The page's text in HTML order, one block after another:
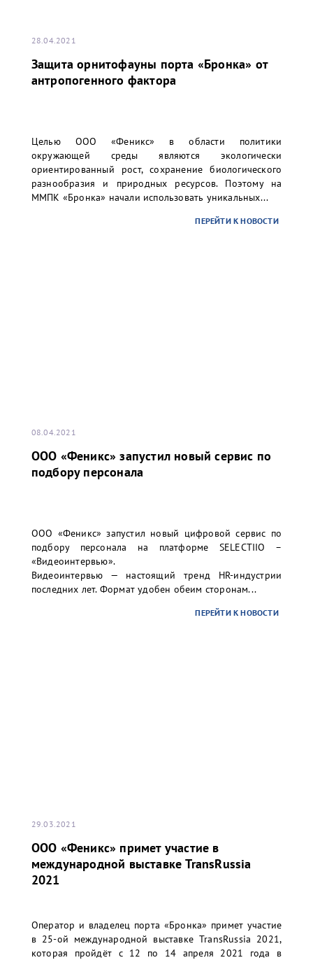
28.04.2021
Защита орнитофауны порта «Бронка» от
антропогенного фактора
Целью ООО «Феникс» в области политики
окружающей среды являются экологически
ориентированный рост, сохранение биологического
разнообразия и природных ресурсов. Поэтому на
ММПК «Бронка» начали использовать уникальных...
ПЕРЕЙТИ К НОВОСТИ
08.04.2021
ООО «Феникс» запустил новый сервис по
подбору персонала
ООО «Феникс» запустил новый цифровой сервис по
подбору персонала на платформе SELECTIIO –
«Видеоинтервью».
Видеоинтервью — настоящий тренд HR-индустрии
последних лет. Формат удобен обеим сторонам...
ПЕРЕЙТИ К НОВОСТИ
29.03.2021
ООО «Феникс» примет участие в
международной выставке TransRussia
2021
Оператор и владелец порта «Бронка» примет участие
в 25-ой международной выставке TransRussia 2021,
которая пройдёт с 12 по 14 апреля 2021 года в